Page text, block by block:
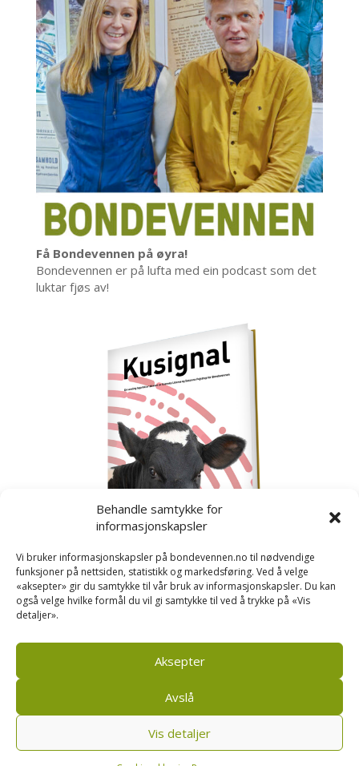
Behandle samtykke for
informasjonskapsler
Vi bruker informasjonskapsler på bondevennen.no til nødvendige
funksjoner på nettsiden, statistikk og markedsføring. Ved å velge
«aksepter» gir du samtykke til vår bruk av informasjonskapsler. Du kan
også velge hvilke formål du vil gi samtykke til ved å trykke på «Vis
detaljer».
Aksepter
Avslå
Vis detaljer
Få Bondevennen på øyra!
Bondevennen er på lufta med ein podcast som det
luktar fjøs av!
Kusignal
om kusignal i eit eige hefte.
Bondevennen AS, Pb 208, sentrum, 4001 Stavanger